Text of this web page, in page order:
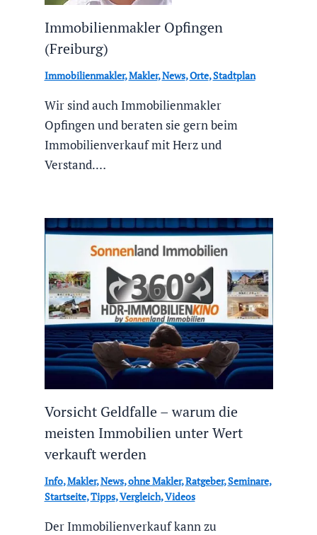
Immobilienmakler Opfingen
(Freiburg)
Immobilienmakler,Makler,News,Orte,Stadtplan
Wir sind auch Immobilienmakler
Opfingen und beraten sie gern beim
Immobilienverkauf mit Herz und
Verstand.…
Vorsicht Geldfalle – warum die
meisten Immobilien unter Wert
verkauft werden
Info,Makler,News,ohne Makler,Ratgeber,Seminare,
Startseite,Tipps,Vergleich,Videos
Der Immobilienverkauf kann zu